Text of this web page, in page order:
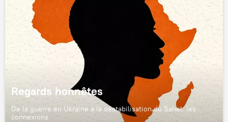
Regards honnêtes
De la guerre en Ukraine à la déstabilisation du Sahel: les
connexions